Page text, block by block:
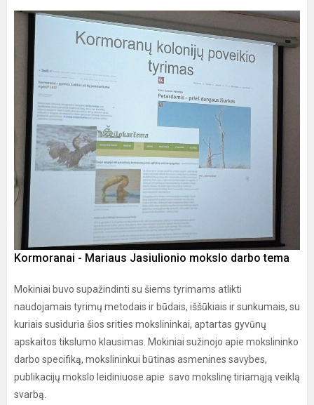
Kormoranai - Mariaus Jasiulionio mokslo darbo tema
Mokiniai buvo supažindinti su šiems tyrimams atlikti
naudojamais tyrimų metodais ir būdais, iššūkiais ir sunkumais, su
kuriais susiduria šios srities mokslininkai, aptartas gyvūnų
apskaitos tikslumo klausimas. Mokiniai sužinojo apie mokslininko
darbo specifiką, mokslininkui būtinas asmenines savybes,
publikacijų mokslo leidiniuose apie savo mokslinę tiriamąją veiklą
svarbą.